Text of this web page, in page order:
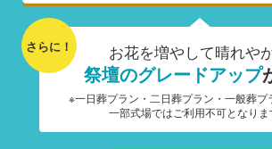
さらに！ お花を増やして晴れや
祭壇のグレードアップ
※一日葬プラン・二日葬プラン・一般葬プ
一部式場ではご利用不可となりま